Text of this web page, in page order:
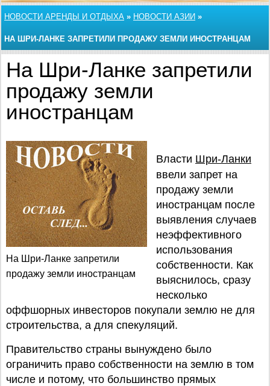
НОВОСТИ АРЕНДЫ И ОТДЫХА » НОВОСТИ АЗИИ »
НА ШРИ-ЛАНКЕ ЗАПРЕТИЛИ ПРОДАЖУ ЗЕМЛИ ИНОСТРАНЦАМ
На Шри-Ланке запретили
продажу земли
иностранцам
На Шри-Ланке запретили
продажу земли иностранцам
Власти Шри-Ланки
ввели запрет на
продажу земли
иностранцам после
выявления случаев
неэффективного
использования
собственности. Как
выяснилось, сразу
несколько
оффшорных инвесторов покупали землю не для
строительства, а для спекуляций.
Правительство страны вынуждено было
ограничить право собственности на землю в том
числе и потому, что большинство прямых